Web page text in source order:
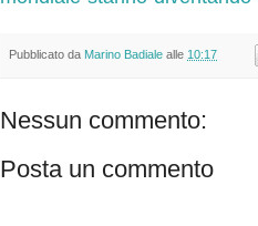
Pubblicato da Marino Badiale alle 10:17
Nessun commento:
Posta un commento